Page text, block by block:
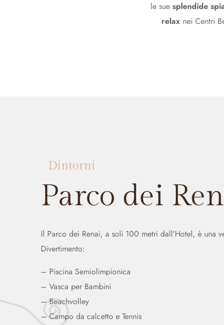
le sue splendide
relaxnei Centri
Dintorni
Parco dei
Il Parco dei Renai, a soli 100 metri dall’Hotel, è una
Divertimento:
– Piscina Semiolimpionica
– Vasca per Bambini
– Beachvolley
– Campo da calcetto e Tennis